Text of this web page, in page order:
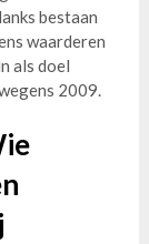
bestaan
waarderen
als doel
2009.